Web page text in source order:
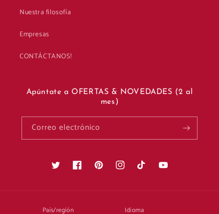
Nuestra filosofía
Empresas
CONTÁCTANOS!
Apúntate a OFERTAS & NOVEDADES (2 al
mes)
Correo electrónico
Twitter FacebookPinterestInstagramTikTok YouTube
País/región Idioma